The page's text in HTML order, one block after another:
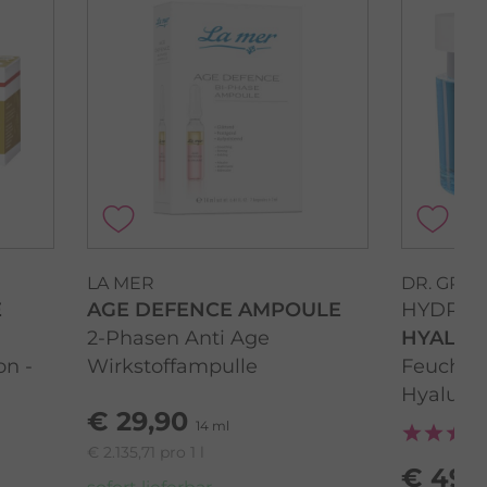
-
LA MER
AGE DEFENCE AMPOULE
2-Phasen Anti Age
Wirkstoffampulle
€ 29,90 14 ml
€ 2.135,71 pro 1 l
DR.
HYDRO
€